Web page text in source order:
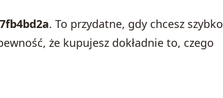
. To przydatne, gdy chcesz szybko
że kupujesz dokładnie to, czego